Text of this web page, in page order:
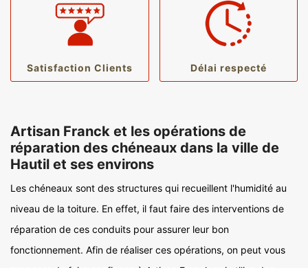
Satisfaction Clients Délai respecté
Artisan Franck et les opérations de
réparation des chéneaux dans la ville de
Hautil et ses environs
Les chéneaux sont des structures qui recueillent l'humidité au
niveau de la toiture. En effet, il faut faire des interventions de
réparation de ces conduits pour assurer leur bon
fonctionnement. Afin de réaliser ces opérations, on peut vous